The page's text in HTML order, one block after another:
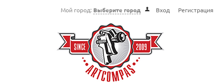
Мой город: Выберите город Вход Регистрация